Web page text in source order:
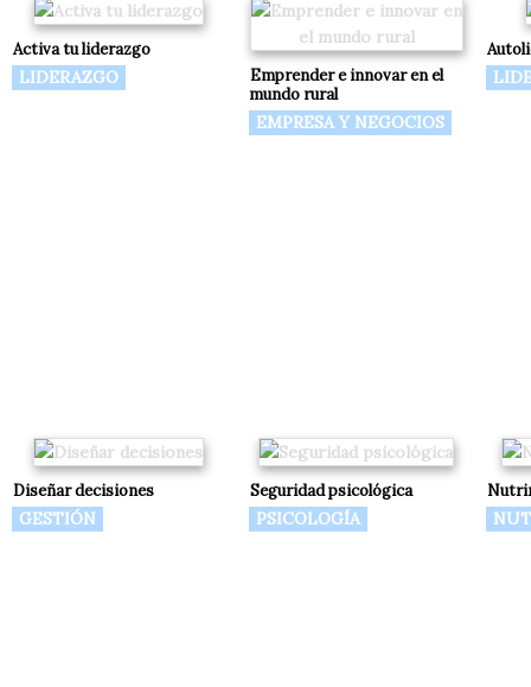
Activa tu liderazgo
LIDERAZGO
Emprender e innovar en el
mundo rural
EMPRESA Y NEGOCIOS
Diseñar decisiones
GESTIÓN
Seguridad psicológica
PSICOLOGÍA